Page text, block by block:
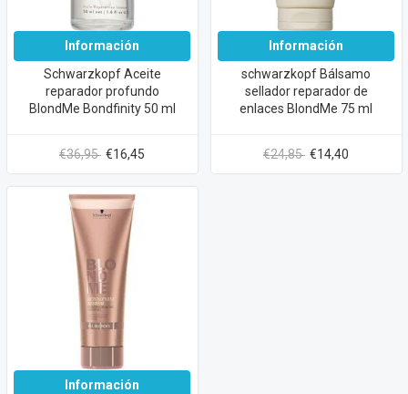
Información
Schwarzkopf Aceite
reparador profundo
BlondMe Bondfinity 50 ml
€36,95 €16,45
Información
schwarzkopf Bálsamo
sellador reparador de
enlaces BlondMe 75 ml
€24,85 €14,40
Información